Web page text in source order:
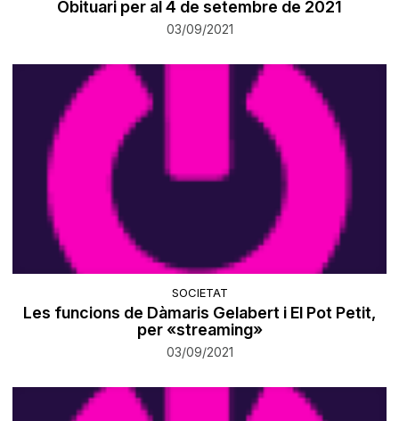
Obituari per al 4 de setembre de 2021
03/09/2021
SOCIETAT
Les funcions de Dàmaris Gelabert i El Pot Petit,
per «streaming»
03/09/2021